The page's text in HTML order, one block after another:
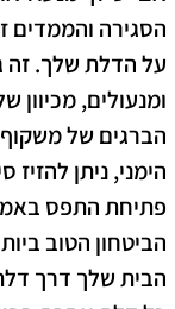
הסגירה והממדים
על הדלת שלך. זה
ומנעולים,
הברגים של
הימני, ניתן
פתיחת התפס
הביטחון הטוב
הבית שלך דרך